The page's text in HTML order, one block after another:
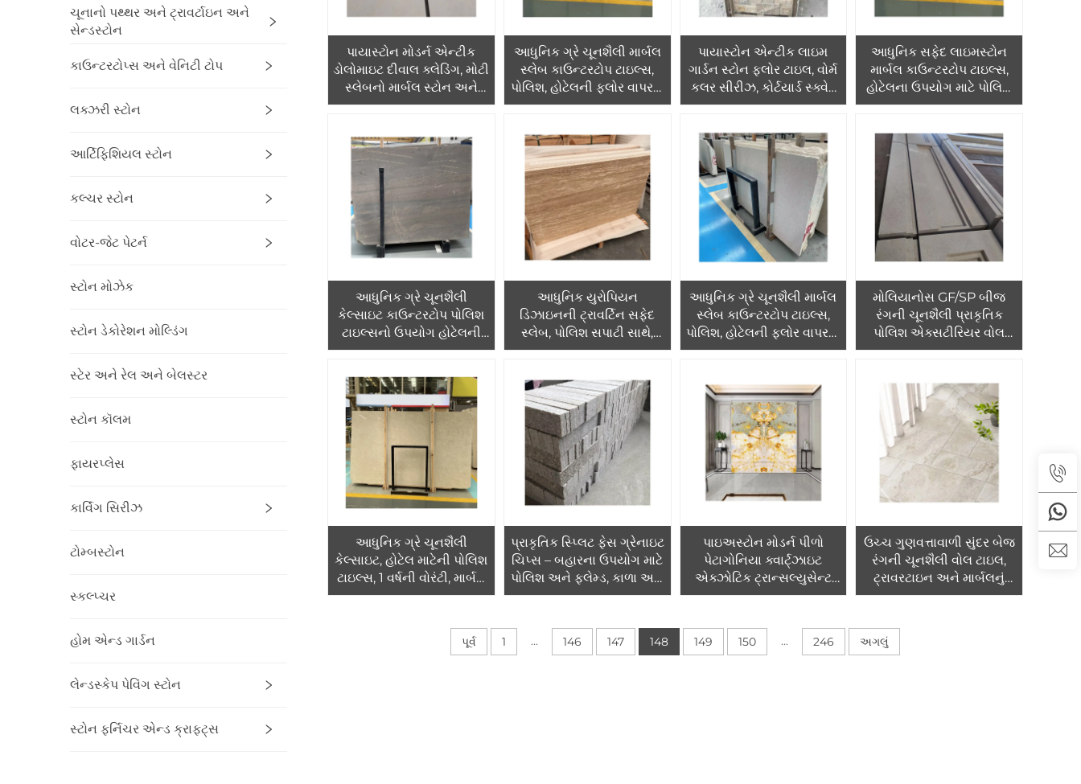
ચૂનાનો પથ્થર અને ટ્રાવર્ટાઇન અને
સેન્ડસ્ટોન
કાઉન્ટરટોપ્સ અને વેનિટી ટોપ
લક્ઝરી સ્ટોન
આર્ટિફિશિયલ સ્ટોન
કલ્ચર સ્ટોન
વોટર-જેટ પેટર્ન
સ્ટોન મોઝેક
સ્ટોન ડેકોરેશન મોલ્ડિંગ
સ્ટેર અને રેલ અને બેલસ્ટર
સ્ટોન કૉલમ
ફાયરપ્લેસ
કાર્વિંગ સિરીઝ
ટોમ્બસ્ટોન
સ્કલ્પ્ચર
હોમ એન્ડ ગાર્ડન
લેન્ડસ્કેપ પેવિંગ સ્ટોન
સ્ટોન ફર્નિચર એન્ડ ક્રાફ્ટ્સ
પાયાસ્ટોન મોડર્ન એન્ટીક
ડોલોમાઇટ દીવાલ ક્લેડિંગ, મોટી
સ્લેબનો માર્બલ સ્ટોન અને
ચૂનશૈલી પથ્થર, હોટેલ માટે,
સક્ષમ
આધુનિક ગ્રે ચૂનશૈલી માર્બલ
સ્લેબ કાઉન્ટરટોપ ટાઇલ્સ,
પોલિશ, હોટેલની ફ્લોર વાપરવા
માટે, 1 વર્ષની વોરંટી, ગ્રાફિક
પાયાસ્ટોન એન્ટીક લાઇમ
ગાર્ડન સ્ટોન ફ્લોર ટાઇલ, વોર્મ
કલર સીરીઝ, કોર્ટયાર્ડ સ્ક્વેર
સ્ટોન પ્લેટ, આર્ટિસ્ટિક હોલ
આધુનિક સફેદ લાઇમસ્ટોન
માર્બલ કાઉન્ટરટોપ ટાઇલ્સ,
હોટેલના ઉપયોગ માટે પોલિશ
કરેલ, 1-વર્ષની વોરંટી સાથે,
ક્ષમતા
આધુનિક ગ્રે ચૂનશૈલી
કેલ્સાઇટ કાઉન્ટરટોપ પોલિશ
ટાઇલ્સનો ઉપયોગ હોટેલની
અંદર અને બહાર કરવામાં આવે
આધુનિક યુરોપિયન
ડિઝાઇનની ટ્રાવર્ટિન સફેદ
સ્લેબ, પોલિશ સપાટી સાથે,
હોટેલ પ્રોજેક્ટ્સ માટે 1 વર્ષની
આધુનિક ગ્રે ચૂનશૈલી માર્બલ
સ્લેબ કાઉન્ટરટોપ ટાઇલ્સ,
પોલિશ, હોટેલની ફ્લોર વાપરવા
માટે, 1 વર્ષની વોરંટી, ગ્રાફિક
મોલિયાનોસ GF/SP બીજ
રંગની ચૂનશૈલી પ્રાકૃતિક
પોલિશ એક્સટીરિયર વોલ
ક્લેડિંગ સ્લેબ્સ, હોટેલ
કાઉન્ટરટોપ
આધુનિક ગ્રે ચૂનશૈલી
કેલ્સાઇટ, હોટેલ માટેની પોલિશ
ટાઇલ્સ, 1 વર્ષની વોરંટી, માર્બલ
સ્લેબ કાઉન્ટરટોપ, ગ્રાફિક
પ્રાકૃતિક સ્પ્લિટ ફેસ ગ્રેનાઇટ
ચિપ્સ – બહારના ઉપયોગ માટે
પોલિશ અને ફ્લેમ્ડ, કાળા અને
સફેદ ગ્રેનાઇટ ટાઇલ્સ અને
પાઇઅસ્ટોન મોડર્ન પીળો
પેટાગોનિયા ક્વાર્ટ્ઝાઇટ
એક્ઝોટિક ટ્રાન્સલ્યુસેન્ટ
LED બેકલાઇટ સ્લેબ,
ફ્લોર અને કાઉન્ટરટોપ
ઉચ્ચ ગુણવત્તાવાળી સુંદર બેજ
રંગની ચૂનશૈલી વોલ ટાઇલ,
ટ્રાવરટાઇન અને માર્બલનું
બાહ્ય ક્લેડિંગ સોલ્યુશન –
પ્રાકૃતિક સોલ્યુશન
પૂર્વ 1 ... 146 147 148 149 150 ... 246 અગલું